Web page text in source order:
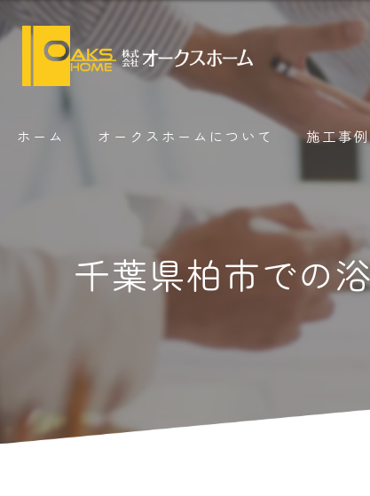
ホーム オークスホームについて 施工事例
千葉県柏市での